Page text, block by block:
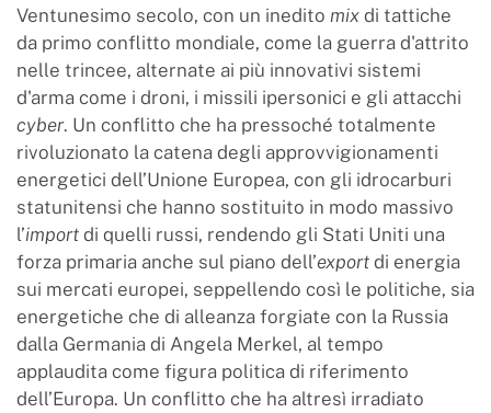
Ventunesimo secolo, con un inedito mix di tattiche
da primo conflitto mondiale, come la guerra d'attrito
nelle trincee, alternate ai più innovativi sistemi
d'arma come i droni, i missili ipersonici e gli attacchi
cyber. Un conflitto che ha pressoché totalmente
rivoluzionato la catena degli approvvigionamenti
energetici dell’Unione Europea, con gli idrocarburi
statunitensi che hanno sostituito in modo massivo
l’import di quelli russi, rendendo gli Stati Uniti una
forza primaria anche sul piano dell’export di energia
sui mercati europei, seppellendo così le politiche, sia
energetiche che di alleanza forgiate con la Russia
dalla Germania di Angela Merkel, al tempo
applaudita come figura politica di riferimento
dell’Europa. Un conflitto che ha altresì irradiato